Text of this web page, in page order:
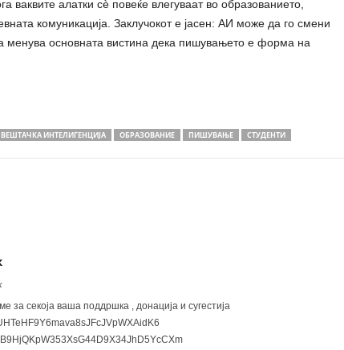
ваквите алатки сè повеќе влегуваат во образованието,
комуникација. Заклучокот е јасен: АИ може да го смени
менува основната вистина дека пишувањето е форма на
ВЕШТАЧКА ИНТЕЛИГЕНЦИЈА ОБРАЗОВАНИЕ ПИШУВАЊЕ СТУДЕНТИ
за секоја ваша поддршка , донација и сугестија